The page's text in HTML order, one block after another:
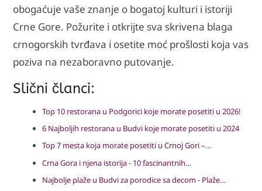
obogaćuje vaše znanje o bogatoj kulturi i istoriji
Crne Gore. Požurite i otkrijte sva skrivena blaga
crnogorskih tvrđava i osetite moć prošlosti koja vas
poziva na nezaboravno putovanje.
Slični članci:
Top 10 restorana u Podgorici koje morate posetiti u 2026!
6 Najboljih restorana u Budvi koje morate posetiti u 2024
Top 7 mesta koja morate posetiti u Crnoj Gori –…
Crna Gora i njena istorija - 10 fascinantnih…
Najbolje plaže u Budvi za porodice sa decom - Plaže…